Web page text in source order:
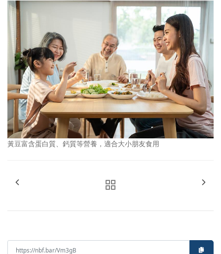
黃豆富含蛋白質、鈣質等營養，適合大小朋友食用